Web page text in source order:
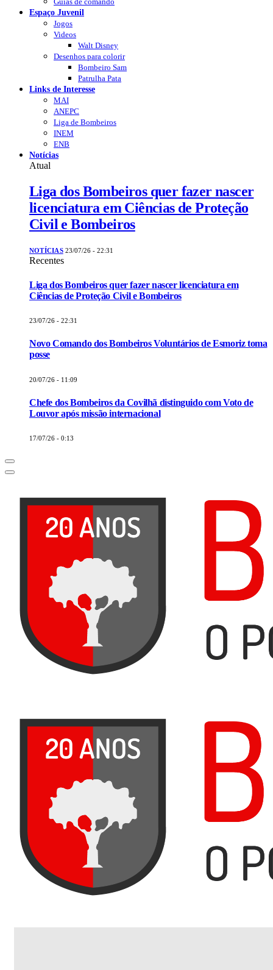
Espaço Juvenil
Jogos
Videos
Walt Disney
Desenhos para colorir
Bombeiro Sam
Patrulha Pata
Links de Interesse
MAI
ANEPC
Liga de Bombeiros
INEM
ENB
Notícias
Atual
Liga dos Bombeiros quer fazer nascer
licenciatura em Ciências de Proteção
Civil e Bombeiros
NOTÍCIAS 23/07/26 - 22:31
Recentes
Liga dos Bombeiros quer fazer nascer licenciatura em
Ciências de Proteção Civil e Bombeiros
23/07/26 - 22:31
Novo Comando dos Bombeiros Voluntários de Esmoriz toma
posse
20/07/26 - 11:09
Chefe dos Bombeiros da Covilhã distinguido com Voto de
Louvor após missão internacional
17/07/26 - 0:13